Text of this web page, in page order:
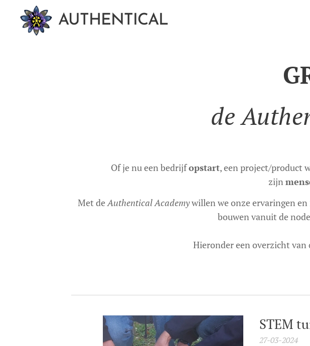
AUTHENTICAL
de
Of je nu een bedrijfopstart, een project/product
zijn
Met deAuthentical Academywillen we onze ervaringen
bouwen vanuit de
Hieronder een overzicht
STEM
27-03-2024